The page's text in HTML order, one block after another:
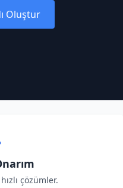
Oluştur
çözümler.